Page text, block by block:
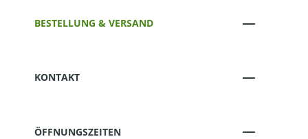
BESTELLUNG & VERSAND
KONTAKT
ÖFFNUNGSZEITEN